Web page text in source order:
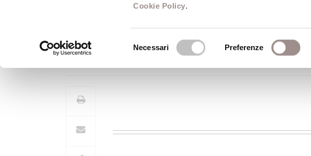
Cookie Policy.
Necessari Preferenze
Francesco Aronadio
Professore di Storia della filosofia – Università